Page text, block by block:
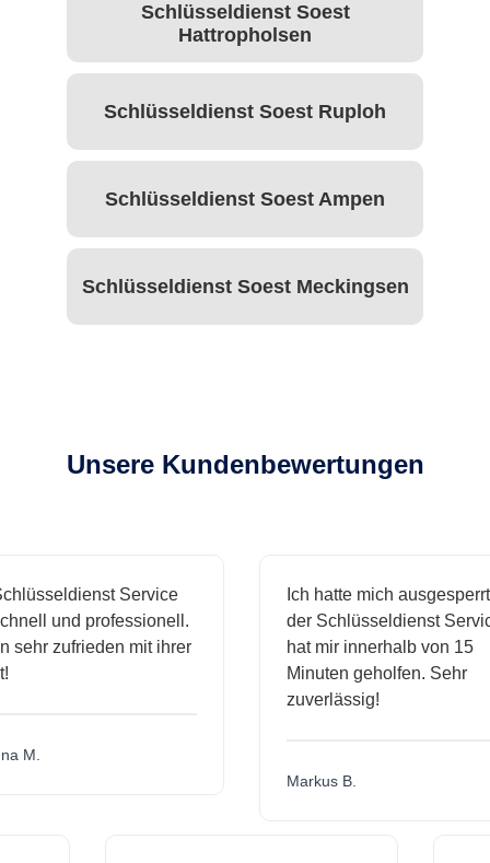
Schlüsseldienst Soest
Hattropholsen
Schlüsseldienst Soest Ruploh
Schlüsseldienst Soest Ampen
Schlüsseldienst Soest Meckingsen
Unsere Kundenbewertungen
Service
und professionell.
zufrieden mit ihrer
M.
Ich hatte mich ausgesperrt
der Schlüsseldienst
hat mir innerhalb von 15
Minuten geholfen. Sehr
zuverlässig!
Markus B.